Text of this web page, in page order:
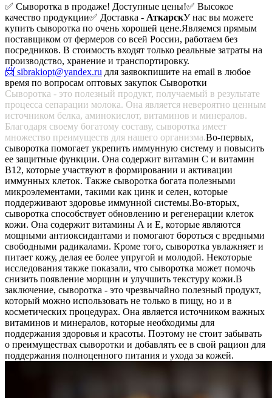
✅ Сыворотка в продаже! Доступные цены!✅ Высокое
качество продукции✅ Доставка - АткарскУ нас вы можете
купить сыворотка по очень хорошей цене.Являемся прямым
поставщиком от фермеров со всей России, работаем без
посредников. В стоимость входят только реальные затраты на
производство, хранение и транспортировку.
📨 sibrakiopt@yandex.ru для заявокпишите на email в любое
время по вопросам оптовых закупок Сыворотки
Сыворотка - это полезный продукт, получаемый в результате
процесса сепарации молока. Она является невероятно ценным
источником белка, аминокислот, витаминов и минералов.
Благодаря своему богатому составу, сыворотка имеет
множество преимуществ для нашего организма.Во-первых,
сыворотка помогает укрепить иммунную систему и повысить
ее защитные функции. Она содержит витамин С и витамин
В12, которые участвуют в формировании и активации
иммунных клеток. Также сыворотка богата полезными
микроэлементами, такими как цинк и селен, которые
поддерживают здоровье иммунной системы.Во-вторых,
сыворотка способствует обновлению и регенерации клеток
кожи. Она содержит витамины А и Е, которые являются
мощными антиоксидантами и помогают бороться с вредными
свободными радикалами. Кроме того, сыворотка увлажняет и
питает кожу, делая ее более упругой и молодой. Некоторые
исследования также показали, что сыворотка может помочь
снизить появление морщин и улучшить текстуру кожи.В
заключение, сыворотка - это чрезвычайно полезный продукт,
который можно использовать не только в пищу, но и в
косметических процедурах. Она является источником важных
витаминов и минералов, которые необходимы для
поддержания здоровья и красоты. Поэтому не стоит забывать
о преимуществах сыворотки и добавлять ее в свой рацион для
поддержания полноценного питания и ухода за кожей.